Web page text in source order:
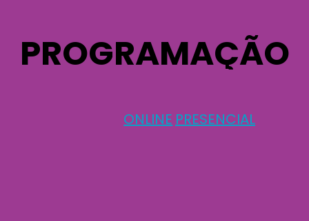
PROGRAMAÇÃO
ONLINE PRESENCIAL